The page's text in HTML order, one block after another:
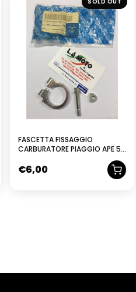
FASCETTA FISSAGGIO
CARBURATORE PIAGGIO APE 50
€6,00